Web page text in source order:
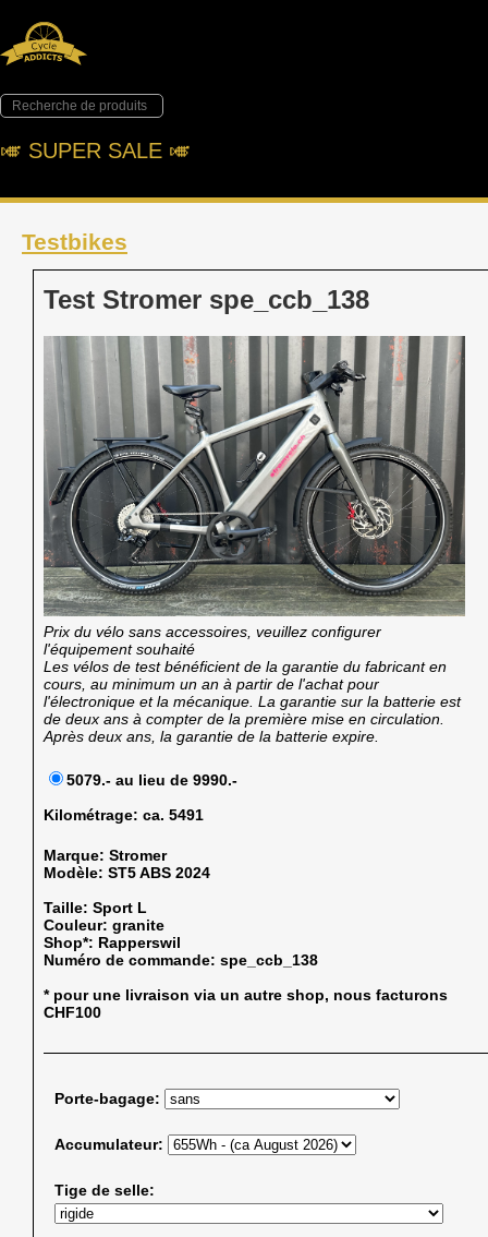
🎺︎ SUPER SALE 🎺︎
Testbikes
Test Stromer spe_ccb_138
Prix du vélo sans accessoires, veuillez configurer
l'équipement souhaité
Les vélos de test bénéficient de la garantie du fabricant en
cours, au minimum un an à partir de l'achat pour
l'électronique et la mécanique. La garantie sur la batterie est
de deux ans à compter de la première mise en circulation.
Après deux ans, la garantie de la batterie expire.
5079.- au lieu de 9990.-
Kilométrage: ca. 5491
Marque:Stromer
Modèle:ST5 ABS 2024
Taille:Sport L
Couleur:granite
Shop*: Rapperswil
Numéro de commande:spe_ccb_138
* pour une livraison via un autre shop, nous facturons
CHF100
Porte-bagage:
Accumulateur:
Tige de selle: